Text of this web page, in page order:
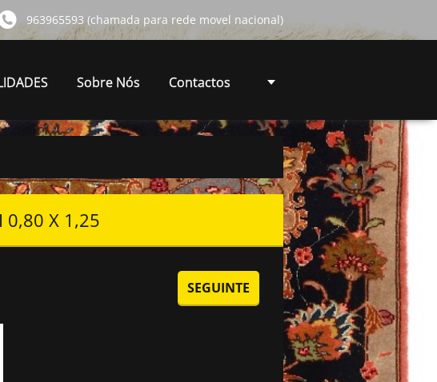
963965593 (chamada para rede movel nacional)
Sobre Nós Contactos
0,80 X 1,25
SEGUINTE